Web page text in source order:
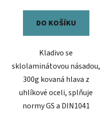
DO KOŠÍKU
Kladivo se
sklolaminátovou násadou,
300g kovaná hlava z
uhlíkové oceli, splňuje
normy GS a DIN1041